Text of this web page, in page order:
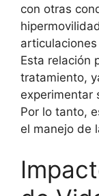
con otras
Esta relación
tratamiento,
experimentar
Por lo tanto,
el manejo de